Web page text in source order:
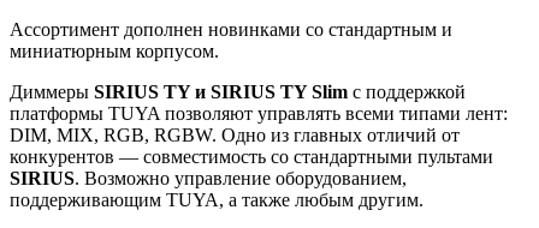
Ассортимент дополнен новинками со стандартным и
миниатюрным корпусом.
Диммеры SIRIUS TY и SIRIUS TY Slim с поддержкой
платформы TUYA позволяют управлять всеми типами лент:
DIM, MIX, RGB, RGBW. Одно из главных отличий от
конкурентов — совместимость со стандартными пультами
SIRIUS. Возможно управление оборудованием,
поддерживающим TUYA, а также любым другим.